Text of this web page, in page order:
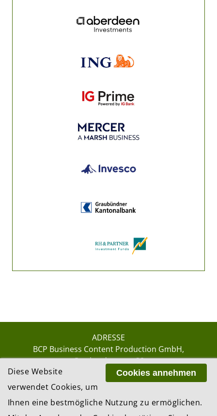
ADRESSE
BCP Business Content Production GmbH
Gotthardstrasse 38
8002 ZürichCookies annehmen
Diese Website
verwendet Cookies, um
Ihnen eine bestmögliche Nutzung zu ermöglichen.